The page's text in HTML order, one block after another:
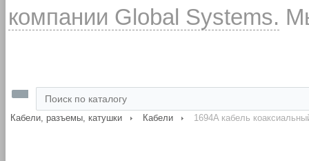
компании Global Systems.
Кабели, разъемы, катушки Кабели 1694A кабель